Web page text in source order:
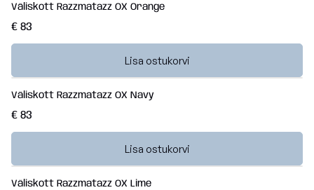
Väliskott Razzmatazz OX Orange
€ 83
Lisa ostukorvi
Väliskott Razzmatazz OX Navy
€ 83
Lisa ostukorvi
Väliskott Razzmatazz OX Lime